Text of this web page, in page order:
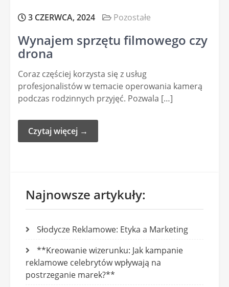
3 CZERWCA, 2024 Pozostałe
Wynajem sprzętu filmowego czy
drona
Coraz częściej korzysta się z usług
profesjonalistów w temacie operowania kamerą
podczas rodzinnych przyjęć. Pozwala […]
Czytaj więcej →
Najnowsze artykuły:
Słodycze Reklamowe: Etyka a Marketing
**Kreowanie wizerunku: Jak kampanie
reklamowe celebrytów wpływają na
postrzeganie marek?**